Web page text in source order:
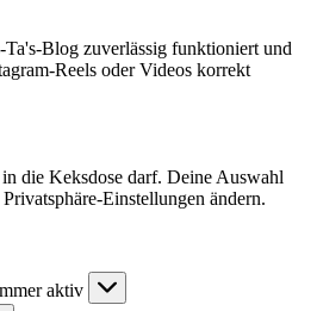
Ta's-Blog zuverlässig funktioniert und
Reels oder Videos korrekt
die Keksdose darf. Deine Auswahl
Einstellungen ändern.
aktiv